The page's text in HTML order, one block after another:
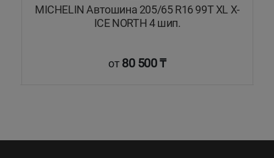
MICHELIN Автошина 205/65 R16 99T XL X-
ICE NORTH 4 шип.
от80 500 ₸